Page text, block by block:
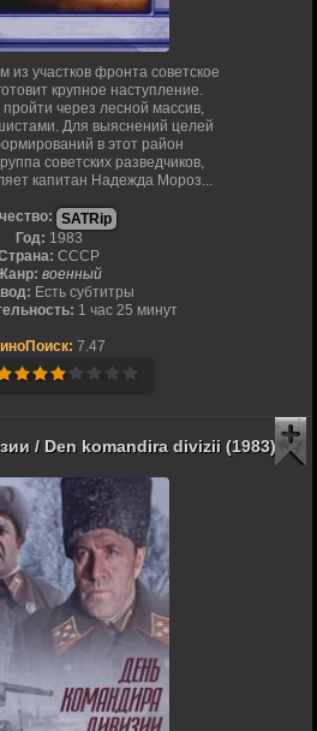
из участков фронта советское
крупное наступление.
через лесной массив,
Для выяснений целей
в этот район
советских разведчиков,
капитан Надежда Мороз...
SATRip
Год: 1983
СССР
военный
Есть субтитры
1 час 25 минут
7.47
/ Den komandira divizii (1983)